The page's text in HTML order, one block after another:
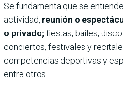
Se fundamenta que se
actividad, reunión o
o privado; fiestas, bailes,
conciertos, festivales y
competencias deportivas y
entre otros.